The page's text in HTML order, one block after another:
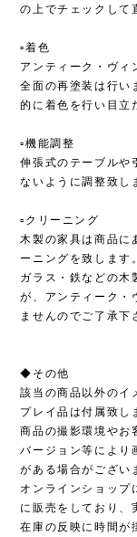
の上でチェックして
▫︎着色
アンティーク・ヴィ
全面の再塗装は行い
的に着色を行い目立
▫︎機能調整
伸張式のテーブルや
ないように調整致し
▫︎クリーニング
木製の家具は商品に
ーニングを致します。
ガラス・鉄などの木
が、アンティーク・
ませんのでご了承下
◆その他
該当の商品以外のイ
プレイ品は付属致し
商品の撮影環境やお
バージョン等により
がある場合がござい
オンラインショップ
に販売をしており、
在庫の反映に時間が